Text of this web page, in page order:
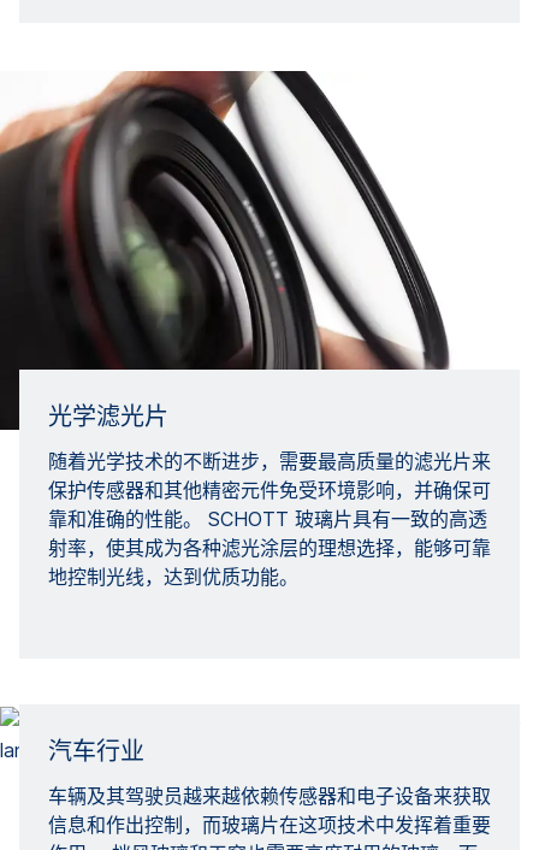
光学滤光片
随着光学技术的不断进步，需要最高质量的滤光片来
保护传感器和其他精密元件免受环境影响，并确保可
靠和准确的性能。 SCHOTT 玻璃片具有一致的高透
射率，使其成为各种滤光涂层的理想选择，能够可靠
地控制光线，达到优质功能。
汽车行业
车辆及其驾驶员越来越依赖传感器和电子设备来获取
信息和作出控制，而玻璃片在这项技术中发挥着重要